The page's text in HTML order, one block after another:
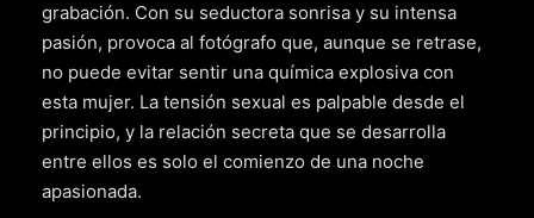
grabación. Con su seductora sonrisa y su intensa
pasión, provoca al fotógrafo que, aunque se retrase,
no puede evitar sentir una química explosiva con
esta mujer. La tensión sexual es palpable desde el
principio, y la relación secreta que se desarrolla
entre ellos es solo el comienzo de una noche
apasionada.